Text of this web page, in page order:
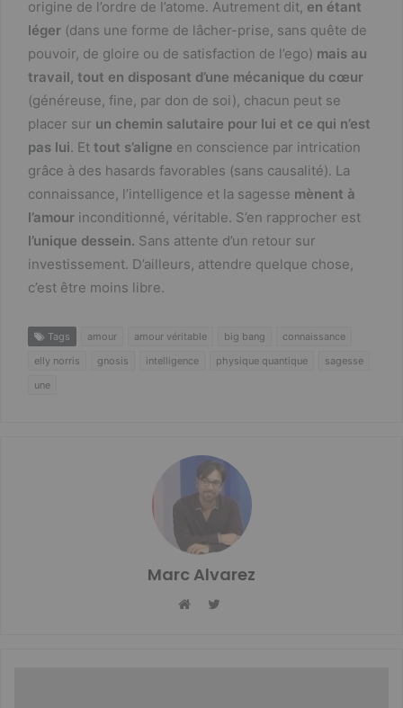
origine de l’ordre de l’atome. Autrement dit, en étant
léger (dans une forme de lâcher-prise, sans quête de
pouvoir, de gloire ou de satisfaction de l’ego) mais au
travail, tout en disposant d’une mécanique du cœur
(généreuse, fine, par don de soi), chacun peut se
placer sur un chemin salutaire pour lui et ce qui n’est
pas lui. Et tout s’aligne en conscience par intrication
grâce à des hasards favorables (sans causalité). La
connaissance, l’intelligence et la sagesse mènent à
l’amour inconditionné, véritable. S’en rapprocher est
l’unique dessein. Sans attente d’un retour sur
investissement. D’ailleurs, attendre quelque chose,
c’est être moins libre.
Tags amour amour véritable big bang
connaissance
elly norris
gnosis intelligence physique quantique
sagesse
une
Marc Alvarez